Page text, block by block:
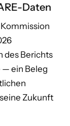
Daten
Kommission
des Berichts
— ein Beleg
Zukunft